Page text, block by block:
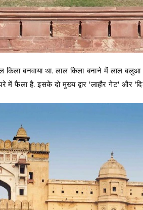
बनवाया था. लाल किला बनाने में लाल बलुआ
में फैला है. इसके दो मुख्य द्वार 'लाहौर गेट' और